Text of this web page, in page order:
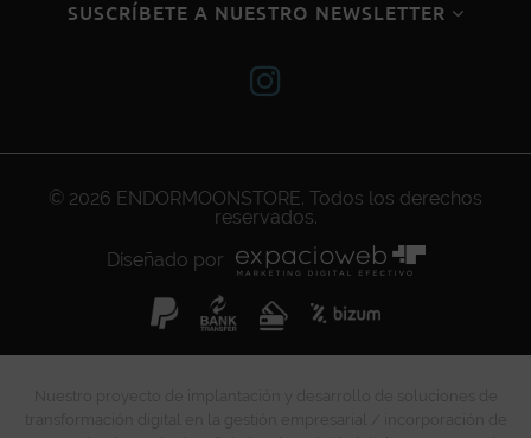
SUSCRÍBETE A NUESTRO NEWSLETTER
© 2026 ENDORMOONSTORE. Todos los derechos
reservados.
Diseñado por